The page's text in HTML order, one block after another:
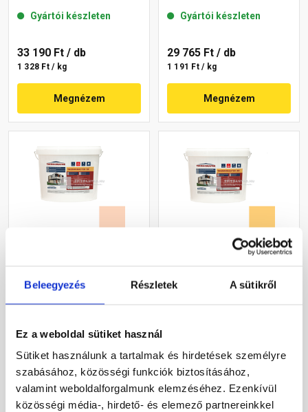
Beleegyezés Részletek A sütikről
Ez a weboldal sütiket használ
Sütiket használunk a tartalmak és hirdetések személyre
szabásához, közösségi funkciók biztosításához,
valamint weboldalforgalmunk elemzéséhez. Ezenkívül
közösségi média-, hirdető- és elemező partnereinkkel
Gyártói készleten
33 190 Ft / db
1 328 Ft / kg
Megnézem
Gyártói készleten
29 765 Ft / db
1 191 Ft / kg
Megnézem
vékonyvakolat, kapart 2
1 226 Ft / kg
Megnézem
vékonyvakolat, kapart 1,5
1 631 Ft / kg
Megnézem